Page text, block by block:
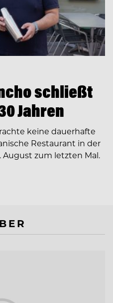
schließt
Jahren
keine dauerhafte
Restaurant in der
zum letzten Mal.